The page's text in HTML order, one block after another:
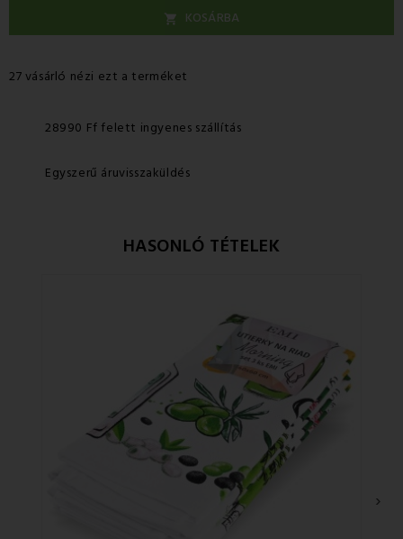
 KOSÁRBA
27 vásárló nézi ezt a terméket
28990 Ff felett ingyenes szállítás
Egyszerű áruvisszaküldés
HASONLÓ TÉTELEK
›